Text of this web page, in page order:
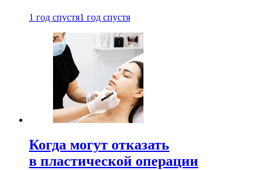
1 год спустя1 год спустя
Когда могут отказать
в пластической операции